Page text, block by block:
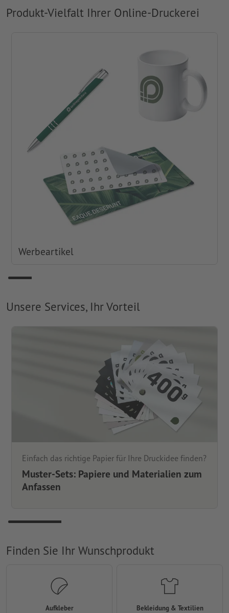
Produkt-Vielfalt Ihrer Online-Druckerei
Werbeartikel
Unsere Services, Ihr Vorteil
Einfach das richtige Papier für Ihre Druckidee finden?
Muster-Sets: Papiere und Materialien zum
Anfassen
Finden Sie Ihr Wunschprodukt
Aufkleber Bekleidung & Textilien